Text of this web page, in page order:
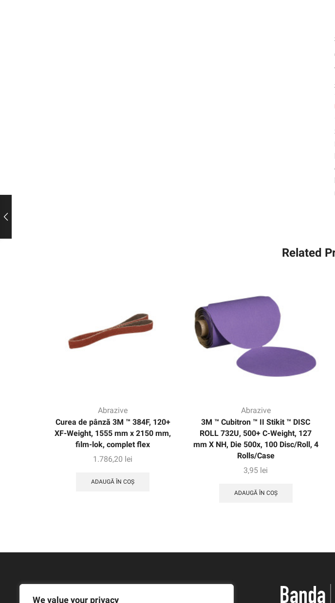
We value your privacy
Related
Abrazive
Curea de pânză 3M ™ 384F, 120+
XF-Weight, 1555 mm x 2150 mm,
film-lok, complet flex
1.786,20 lei
ADAUGĂ ÎN COȘ
Abrazive
3M ™ Cubitron ™ II Stikit ™ DISC
ROLL 732U, 500+ C-Weight, 127
mm X NH, Die 500x, 100 Disc/Roll, 4
Rolls/Case
3,95 lei
ADAUGĂ ÎN COȘ